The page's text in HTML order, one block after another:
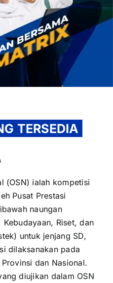
US
TERSEDIA
(OSN) ialah kompetisi
Pusat Prestasi
naungan
Kebudayaan, Riset, dan
untuk jenjang SD,
dilaksanakan pada
dan Nasional.
diujikan dalam OSN